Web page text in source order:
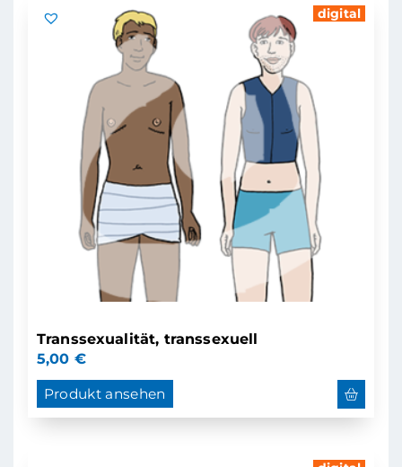
digital
Transsexualität, transsexuell
5,00 €
Produkt ansehen